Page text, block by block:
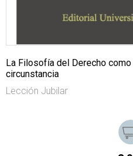
La Filosofía del Derecho
circunstancia
Lección Jubilar